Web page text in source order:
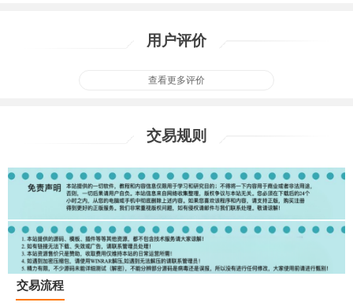
用户评价
查看更多评价
交易规则
交易流程